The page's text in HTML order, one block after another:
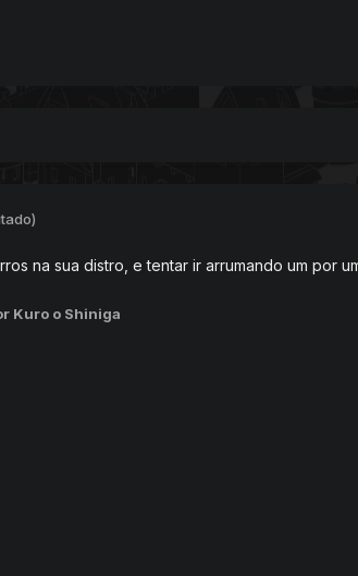
na sua distro, e tentar ir arrumando um por
Kuro o Shiniga